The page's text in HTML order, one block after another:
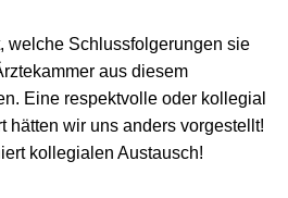
welche Schlussfolgerungen sie
aus diesem
Eine respektvolle oder kollegial
hätten wir uns anders vorgestellt!
kollegialen Austausch!